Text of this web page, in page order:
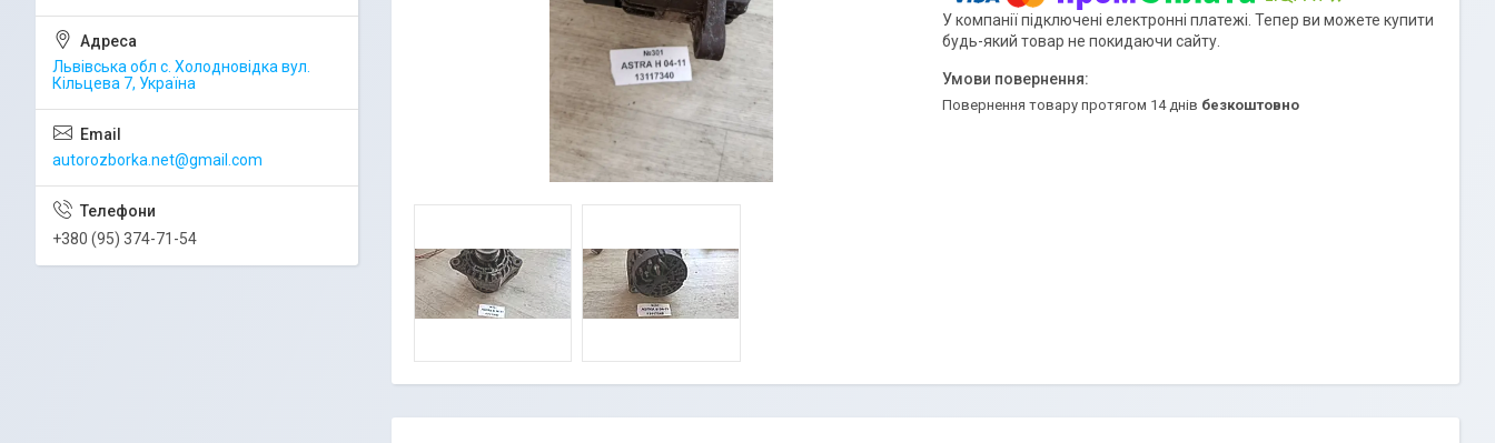
У компанії підключені електронні платежі. Тепер ви можете купити
будь-який товар не покидаючи сайту.
повернення товару протягом 14 днів безкоштовно
Львівська обл с. Холодновідка вул.
Кільцева 7, Україна
autorozborka.net@gmail.com
+380 (95) 374-71-54